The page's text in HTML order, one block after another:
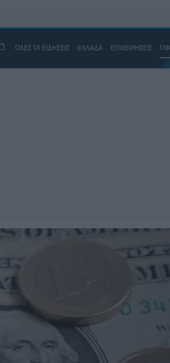
ΟΛΕΣ ΟΙ ΕΙΔΗΣΕΙΣ ΕΛΛΑΔΑ ΕΠΙΧΕΙΡΗΣΕΙΣ